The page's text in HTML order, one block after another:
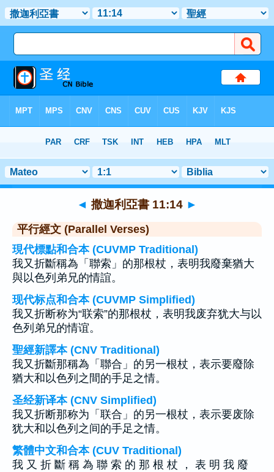
章 11 > 聖經金句 14
◄ 撒迦利亞書 11:14 ►
平行經文 (Parallel Verses)
現代標點和合本 (CUVMP Traditional)
我又折斷稱為「聯索」的那根杖，表明我廢棄猶大
與以色列弟兄的情誼。
现代标点和合本 (CUVMP Simplified)
我又折断称为“联索”的那根杖，表明我废弃犹大与以
色列弟兄的情谊。
聖經新譯本 (CNV Traditional)
我又折斷那稱為「聯合」的另一根杖，表示要廢除
猶大和以色列之間的手足之情。
圣经新译本 (CNV Simplified)
我又折断那称为「联合」的另一根杖，表示要废除
犹大和以色列之间的手足之情。
繁體中文和合本 (CUV Traditional)
我 又 折 斷 稱 為 聯 索 的 那 根 杖 ， 表 明 我 廢